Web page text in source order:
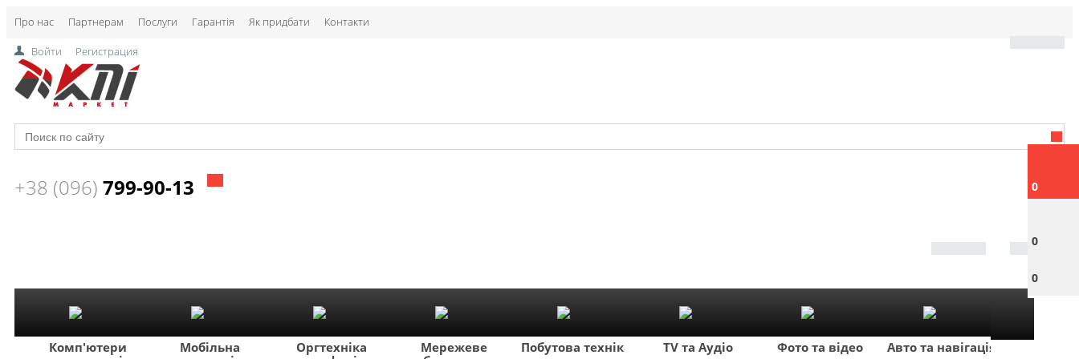
Про нас Партнерам Послуги Гарантія Як придбати Контакти
0
0
0
Войти Регистрация
+38 (096) 799-90-13
Комп'ютери
Мобільна
Оргтехніка
Мережеве
Побутова техніка TV та Аудіо Фото та відео Авто та навігація